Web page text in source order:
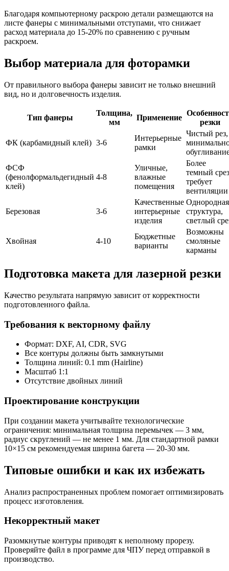
Благодаря компьютерному раскрою детали размещаются на
листе фанеры с минимальными отступами, что снижает
расход материала до 15-20% по сравнению с ручным
раскроем.
Выбор материала для фоторамки
От правильного выбора фанеры зависит не только внешний
вид, но и долговечность изделия.
Тип фанеры
Толщина,
мм
Применение
резки
ФК (карбамидный клей) 3-6
Интерьерные
рамки
Чистый рез,
ФСФ
(фенолформальдегидный
клей)
4-8
Уличные,
влажные
помещения
Более
темный
требует
вентиляции
Березовая 3-6
Качественные
интерьерные
изделия
Однородная
структура,
светлый
Хвойная 4-10
Бюджетные
варианты
Возможны
смоляные
карманы
Подготовка макета для лазерной резки
Качество результата напрямую зависит от корректности
подготовленного файла.
Требования к векторному файлу
Формат: DXF, AI, CDR, SVG
Все контуры должны быть замкнутыми
Толщина линий: 0.1 mm (Hairline)
Масштаб 1:1
Отсутствие двойных линий
Проектирование конструкции
При создании макета учитывайте технологические
ограничения: минимальная толщина перемычек — 3 мм,
радиус скруглений — не менее 1 мм. Для стандартной рамки
10×15 см рекомендуемая ширина багета — 20-30 мм.
Типовые ошибки и как их избежать
Анализ распространенных проблем помогает оптимизировать
процесс изготовления.
Некорректный макет
Разомкнутые контуры приводят к неполному прорезу.
Проверяйте файл в программе для ЧПУ перед отправкой в
производство.